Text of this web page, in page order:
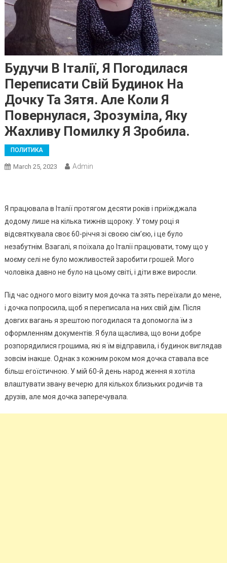
Будучи В Італії, Я Погодилася
Переписати Свій Будинок На
Дочку Та Зятя. Але Коли Я
Повернулася, Зрозуміла, Яку
Жахливу Помилку Я Зробила.
ПОЛИТИКА
March 25, 2023 Admin
Я працювала в Італії протягом десяти років і приїжджала
додому лише на кілька тижнів щороку. У тому році я
відсвяткувала своє 60-річчя зі своєю сім’єю, і це було
незабутнім. Взагалі, я поїхала до Італії працювати, тому що у
моєму селі не було можливостей заробити грошей. Мого
чоловіка давно не було на цьому світі, і діти вже виросли.
Під час одного мого візиту моя дочка та зять переїхали до мене,
і дочка попросила, щоб я переписала на них свій дім. Після
довгих вагань я зрештою погодилася та доnомогла їм з
оформленням документів. Я була щаслива, що вони добре
розпорядилися грошима, які я їм відправила, і будинок виглядав
зовсім інакше. Однак з кожним роком моя дочка ставала все
більш егоїстичною. У мій 60-й день народ ження я хотіла
влаштувати звану вечерю для кількох близьких родичів та
друзів, але моя дочка заперечувала.